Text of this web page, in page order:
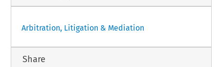
Arbitration, Litigation & Mediation
Share